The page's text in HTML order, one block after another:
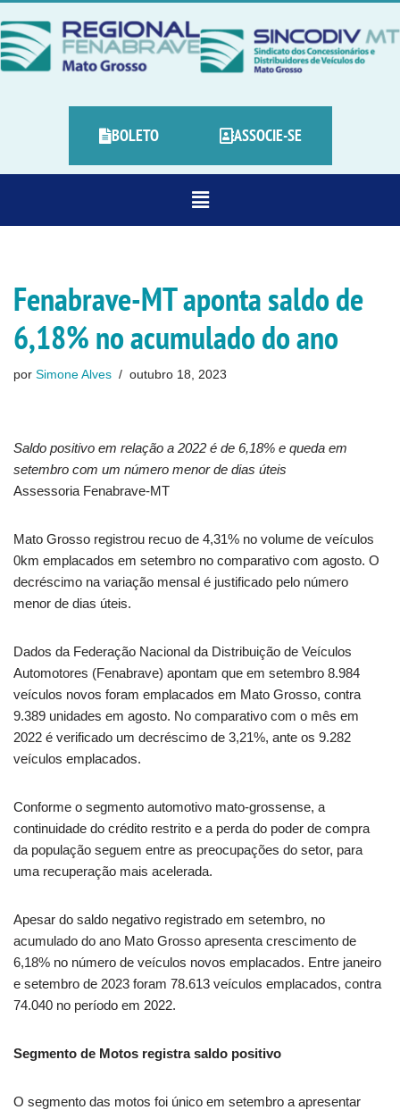
Pular
para
BOLETO ASSOCIE-SE
Fenabrave-MT aponta saldo de
6,18% no acumulado do ano
por Simone Alves outubro 18, 2023
Saldo positivo em relação a 2022 é de 6,18% e queda em
setembro com um número menor de dias úteis
Assessoria Fenabrave-MT
Mato Grosso registrou recuo de 4,31% no volume de veículos
0km emplacados em setembro no comparativo com agosto. O
decréscimo na variação mensal é justificado pelo número
menor de dias úteis.
Dados da Federação Nacional da Distribuição de Veículos
Automotores (Fenabrave) apontam que em setembro 8.984
veículos novos foram emplacados em Mato Grosso, contra
9.389 unidades em agosto. No comparativo com o mês em
2022 é verificado um decréscimo de 3,21%, ante os 9.282
veículos emplacados.
Conforme o segmento automotivo mato-grossense, a
continuidade do crédito restrito e a perda do poder de compra
da população seguem entre as preocupações do setor, para
uma recuperação mais acelerada.
Apesar do saldo negativo registrado em setembro, no
acumulado do ano Mato Grosso apresenta crescimento de
6,18% no número de veículos novos emplacados. Entre janeiro
e setembro de 2023 foram 78.613 veículos emplacados, contra
74.040 no período em 2022.
Segmento de Motos registra saldo positivo
O segmento das motos foi único em setembro a apresentar